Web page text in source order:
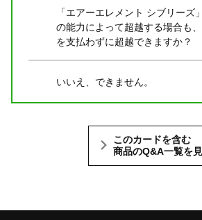
「エアーエレメント シブリーズ
の能力によって超越する場合も
を支払わずに超越できますか？
いいえ、できません。
このカードを含む
商品のQ&A一覧を